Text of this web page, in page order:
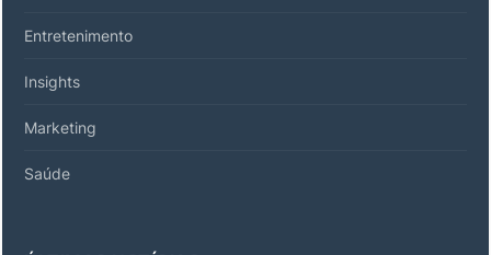
Entretenimento
Insights
Marketing
Saúde